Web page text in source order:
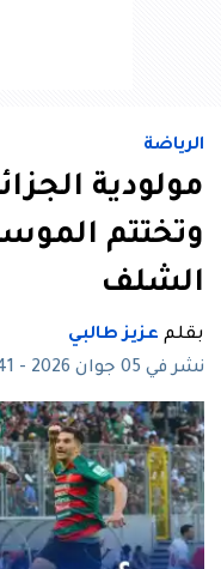
الرياضة
مولودية
وتختتم
الشلف
بقلم عزيز طالبي
نشر في 05 جوان 2026 - 20:41